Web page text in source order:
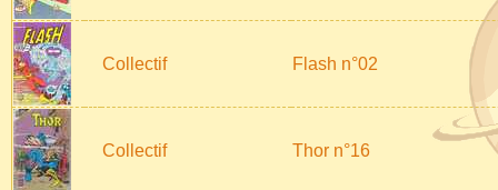
Collectif Flash n°02
Collectif Thor n°16